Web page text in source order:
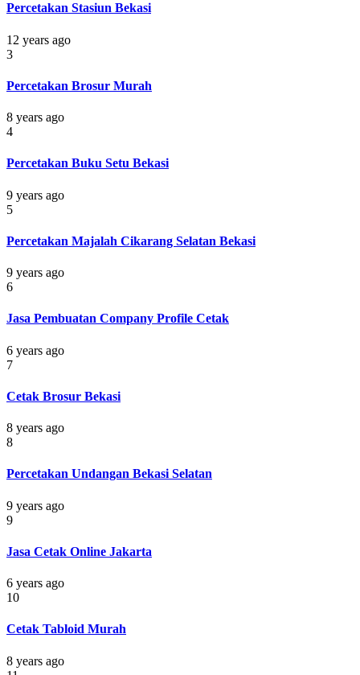
Percetakan Stasiun Bekasi
12 years ago
3
Percetakan Brosur Murah
8 years ago
4
Percetakan Buku Setu Bekasi
9 years ago
5
Percetakan Majalah Cikarang Selatan Bekasi
9 years ago
6
Jasa Pembuatan Company Profile Cetak
6 years ago
7
Cetak Brosur Bekasi
8 years ago
8
Percetakan Undangan Bekasi Selatan
9 years ago
9
Jasa Cetak Online Jakarta
6 years ago
10
Cetak Tabloid Murah
8 years ago